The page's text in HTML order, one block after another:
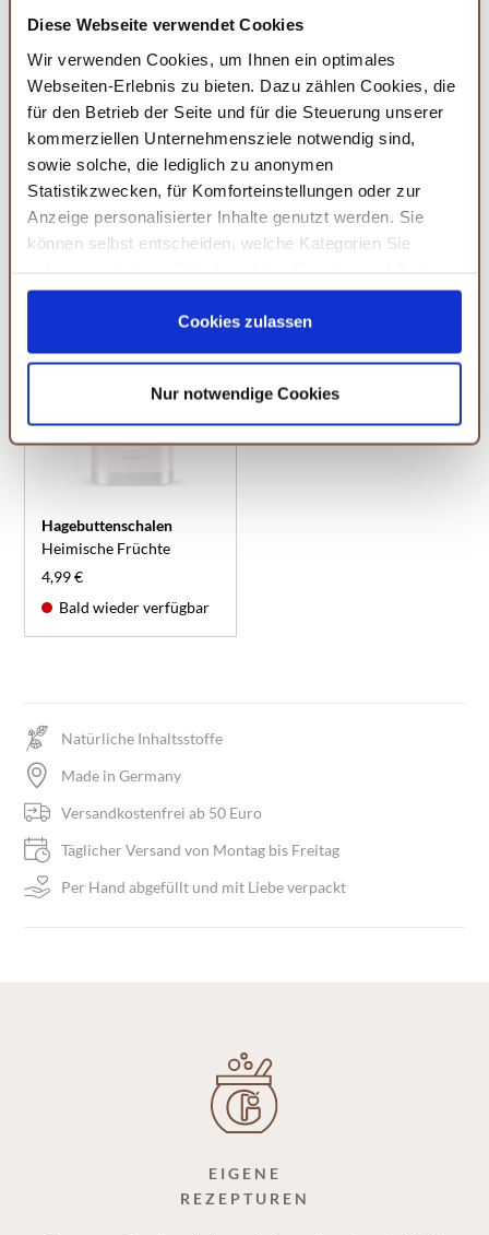
Diese Webseite verwendet Cookies
Wir verwenden Cookies, um Ihnen ein optimales
Webseiten-Erlebnis zu bieten. Dazu zählen Cookies, die
für den Betrieb der Seite und für die Steuerung unserer
kommerziellen Unternehmensziele notwendig sind,
sowie solche, die lediglich zu anonymen
Statistikzwecken, für Komforteinstellungen oder zur
Anzeige personalisierter Inhalte genutzt werden. Sie
können selbst entscheiden, welche Kategorien Sie
Ihrer Einstellungen womöglich nicht mehr alle
Serviceleistungen auf der Seite zur Verfügung stehen.
Sie können Ihre Einwilligung selbstverständlich jederzeit
und diese abändern. Die Rechtmäßigkeit der aufgrund
der Einwilligung bis zum Widerruf erfolgten Verarbeitung
wird hiervon nicht berührt. Weitere Informationen finden
Cookies zulassen
Nur notwendige Cookies
Sanfte Ruhe Kräutertee
Wellness pur
Bald wieder verfügbar
Fenchel Anis Kümmel Tee
Feiner Magenschmeichler
Bald wieder verfügbar
Hagebuttenschalen
Heimische Früchte
4,99 €
Bald wieder verfügbar
Natürliche Inhaltsstoffe
Made in Germany
Versandkostenfrei ab 50 Euro
Täglicher Versand von Montag bis Freitag
Per Hand abgefüllt und mit Liebe verpackt
EIGENE
REZEPTUREN